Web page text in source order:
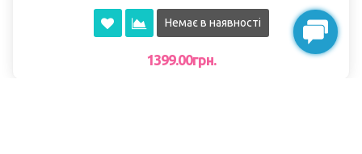
Spin Master
Немає в наявності
1399.00грн.